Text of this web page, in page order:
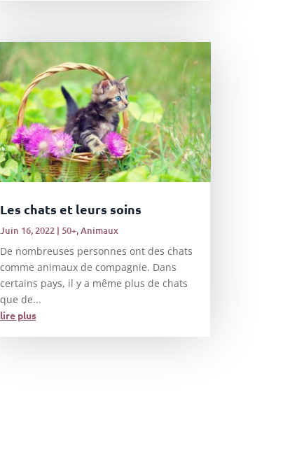
Les chats et leurs soins
Juin 16, 2022| 50+,Animaux
De nombreuses personnes ont des chats
comme animaux de compagnie. Dans
certains pays, il y a même plus de chats
que de...
lire plus